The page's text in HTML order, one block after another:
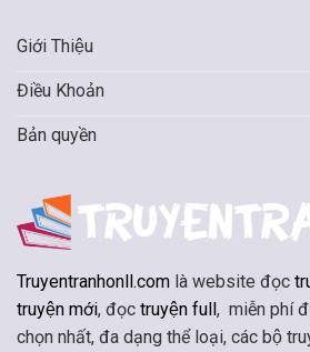
Giới Thiệu
Điều Khoản
Bản quyền
Truyentranhonll.com là website đọc
truyện mới, đọc truyện full, miễn phí
chọn nhất, đa dạng thể loại, các bộ